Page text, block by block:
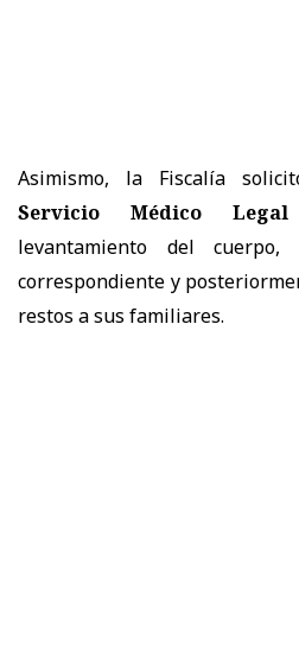
Asimismo, la Fiscalía
Servicio Médico Legal
levantamiento del
correspondiente y
restos a sus familiares.